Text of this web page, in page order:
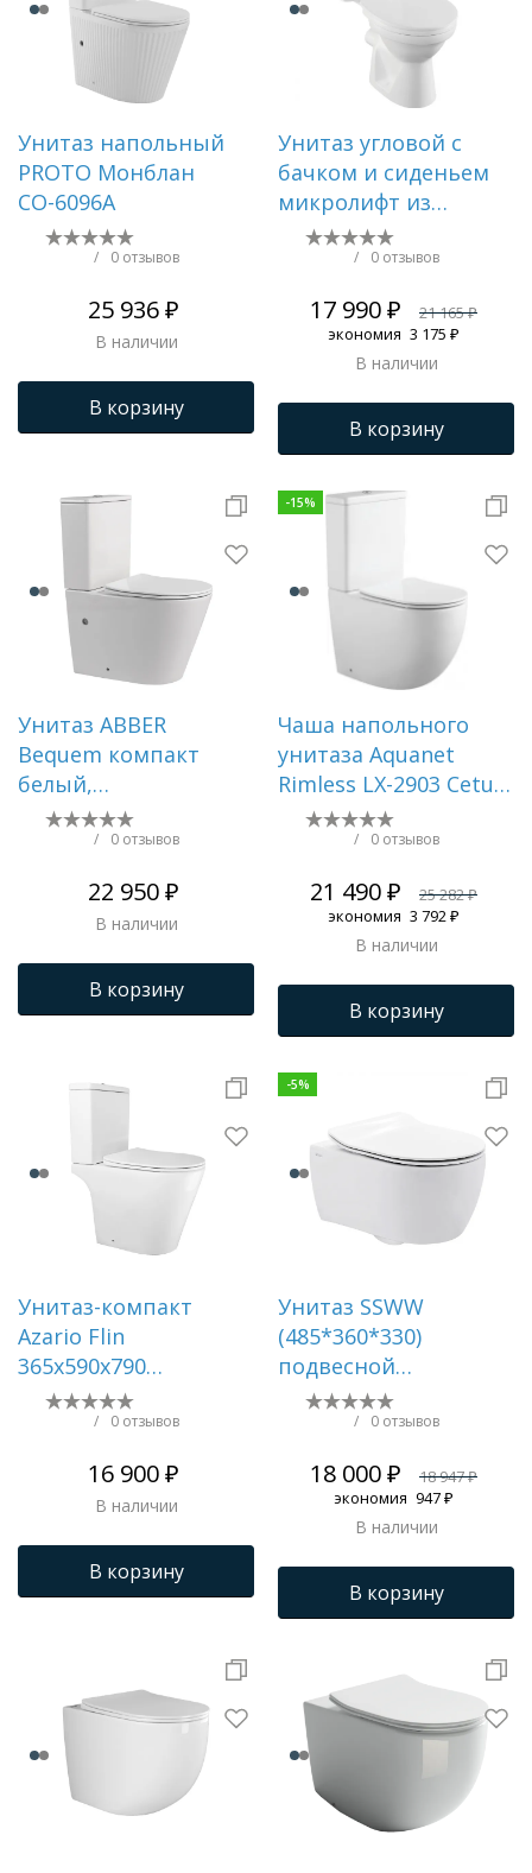
Унитаз напольный
PROTO Монблан
СО-6096А
/ 0 отзывов
25 936 ₽
В наличии
В корзину
Унитаз угловой с
бачком и сиденьем
микролифт из
термопласта NORM
(VITRA) WENKEL
/ 0 отзывов
17 990 ₽
21 165 ₽
экономия 3 175 ₽
В наличии
В корзину
Унитаз ABBER
Bequem компакт
белый,
безободковый
/ 0 отзывов
22 950 ₽
В наличии
В корзину
-15%
Чаша напольного
унитаза Aquanet
Rimless LX-2903 Cetus
2.0 C1
/ 0 отзывов
21 490 ₽
25 282 ₽
экономия 3 792 ₽
В наличии
В корзину
Унитаз-компакт
Azario Flin
365х590х790
напольный,
безободковый с
сиденьем микролифт
() AZ-1363C
/ 0 отзывов
16 900 ₽
В наличии
В корзину
-5%
Унитаз SSWW
(485*360*330)
подвесной
БЕЗОБОДКОВЫЙ с
тонкой крышкой, 1
/ 0 отзывов
18 000 ₽
18 947 ₽
экономия 947 ₽
В наличии
В корзину